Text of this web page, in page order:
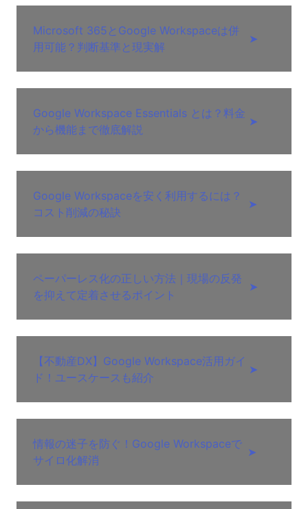
Microsoft 365とGoogle Workspaceは併
用可能？判断基準と現実解
➤
Google Workspace Essentials とは？料金
から機能まで徹底解説
➤
Google Workspaceを安く利用するには？
コスト削減の秘訣
➤
ペーパーレス化の正しい方法｜現場の反発
を抑えて定着させるポイント
➤
【不動産DX】Google Workspace活用ガイ
ド！ユースケースも紹介
➤
情報の迷子を防ぐ！Google Workspaceで
サイロ化解消
➤